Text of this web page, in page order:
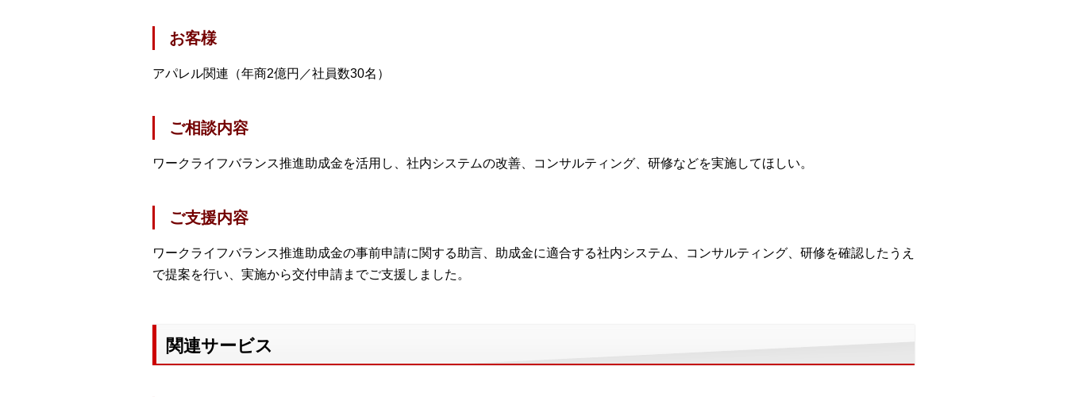
お客様
アパレル関連（年商2億円／社員数30名）
ご相談内容
ワークライフバランス推進助成金を活用し、社内システムの改善、コンサルティング、研修などを実施してほしい。
ご支援内容
ワークライフバランス推進助成金の事前申請に関する助言、助成金に適合する社内システム、コンサルティング、研修を確認したうえ
で提案を行い、実施から交付申請までご支援しました。
関連サービス